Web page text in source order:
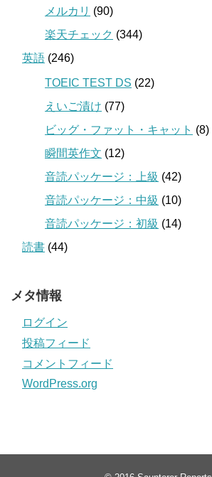
メルカリ (90)
楽天チェック (344)
英語 (246)
TOEIC TEST DS (22)
えいご漬け (77)
ビッグ・ファット・キャット (8)
瞬間英作文 (12)
音読パッケージ：上級 (42)
音読パッケージ：中級 (10)
音読パッケージ：初級 (14)
読書 (44)
メタ情報
ログイン
投稿フィード
コメントフィード
WordPress.org